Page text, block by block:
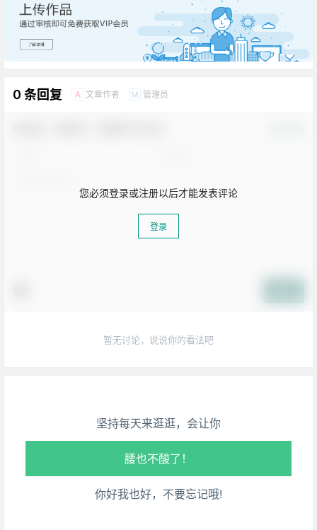
广告
0 条回复 A 文章作者 M 管理员
您必须登录或注册以后才能发表评论
登录
暂无讨论，说说你的看法吧
坚持每天来逛逛，会让你
腿也不痛了！
腰也不酸了！
工作也轻松了！
你好我也好，不要忘记哦!